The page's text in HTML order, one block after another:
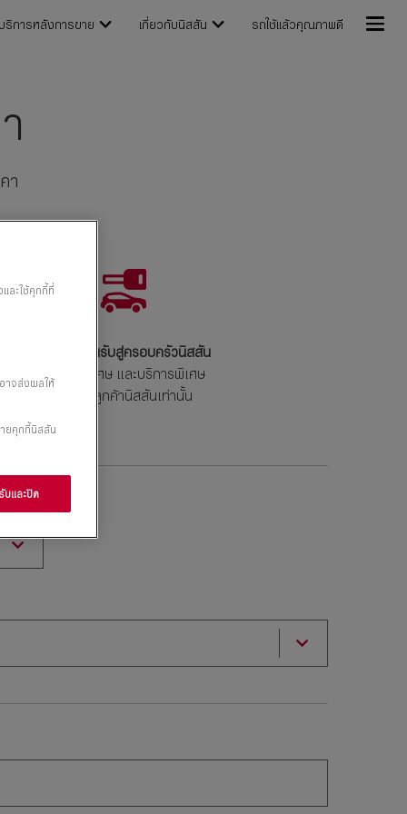
บริการหลังการขาย เกี่ยวกับนิสสัน รถใช้แล้วคุณภาพดี
า
4. ยินดีต้อนรับสู่ครอบครัวนิสสัน
รับสิทธิพิเศษ และบริการพิเศษ
สำหรับลูกค้านิสสันเท่านั้น
ละใช้คุกกี้ที่
าจส่งผลให้
ายคุกกี้นิสสัน
บและปิด